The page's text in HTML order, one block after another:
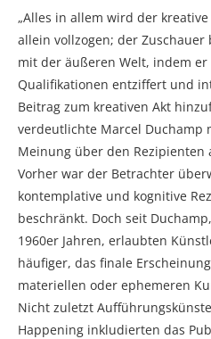
„Alles in allem wird der
allein vollzogen; der
mit der äußeren Welt, indem
Qualifikationen entziffert und
Beitrag zum kreativen Akt
verdeutlichte Marcel Duchamp
Meinung über den Rezipienten
Vorher war der Betrachter
kontemplative und kognitive
beschränkt. Doch seit
1960er Jahren, erlaubten
häufiger, das finale
materiellen oder ephemeren
Nicht zuletzt
Happening inkludierten das